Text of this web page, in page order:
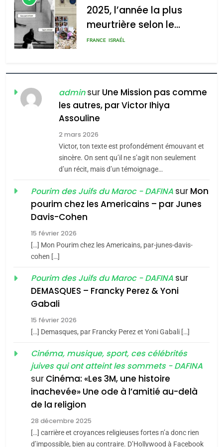
l’antisémitisme
admin 0
2025, l’année la plus
meurtrière selon le
rapport d’ADL contre
FRANCE ISRAÉL
FIÈRE, DIGNE ET RÉSILIENTE :
POURQUOI JE REVENDIQUE
MA JUDAÏTE par Thérèse
Zrihen-Dvir
ISRAÉL JUDAISME
CE QUI NOUS MANQUE –
Jacques Hadida
JUDAISME
Maroc : Les amandes de
Tafraout, le miel de Tadla
du terroir
Oeil ravageur – Vanessa
De Loya Stauber
«Tu dis génocide, je dis
guerre»: La nouvelle
chanson de Boy George
ISRAÉL JUDAISME
adminsur Une Mission pas comme
les autres, par Victor Ihiya
Assouline
2 mars 2026
Victor, ton texte est profondément émouvant et
sincère. On sent qu’il ne s’agit non seulement
d’un récit, mais d’un témoignage…
Pourim des Juifs du Maroc - DAFINA sur Mon
pourim chez les Americains – par Junes
Davis-Cohen
15 février 2026
[…] Mon Pourim chez les Americains, par-junes-davis-
cohen […]
Pourim des Juifs du Maroc - DAFINA sur
DEMASQUES – Francky Perez & Yoni
Gabali
15 février 2026
[…] Demasques, par Francky Perez et Yoni Gabali […]
Cinéma, musique, sport, ces célébrités
juives qui ont atteint les sommets - DAFINA
sur Cinéma: «Les 3M, une histoire
inachevée» Une ode à l’amitié au-delà
de la religion
28 décembre 2025
[…] carrière et croyances religieuses fortes n’a donc rien
d’impossible, bien au contraire. D’Hollywood à Facebook
meurtrière selon le rapport
l’antisémitisme
FIÈRE, DIGNE ET RÉSILIENTE :
POURQUOI JE REVENDIQUE
MA JUDAÏTE par Thérèse
Zrihen-Dvir
ISRAÉL